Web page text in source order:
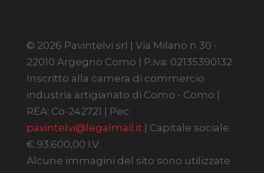
© 2026 Pavintelvi srl | Via Milano n 30 -
22010 Argegno Como | P.iva: 02135390132
Inscritto alla camera di commercio
industria artigianato di Como - Como |
REA: Co-242721 | Pec:
pavintelvi@legalmail.it | Capitale sociale
€ 93.600,00 I.V.
Alcune immagini del sito sono utilizzate